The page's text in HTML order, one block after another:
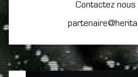
Contactez nous